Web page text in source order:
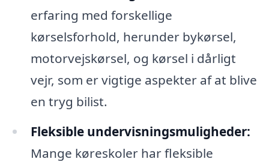
erfaring med forskellige
kørselsforhold, herunder bykørsel,
motorvejskørsel, og kørsel i dårligt
vejr, som er vigtige aspekter af at blive
en tryg bilist.
Fleksible undervisningsmuligheder:
Mange køreskoler har fleksible